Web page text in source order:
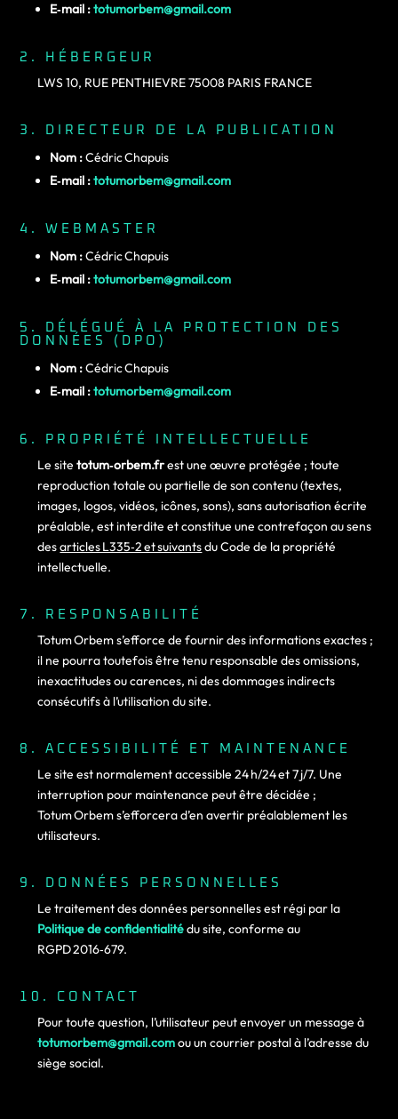
E‑mail :totumorbem@gmail.com
2. HÉBERGEUR
LWS 10, RUE PENTHIEVRE 75008 PARIS FRANCE
3. DIRECTEUR DE LA PUBLICATION
Nom :Cédric Chapuis
E‑mail :totumorbem@gmail.com
4. WEBMASTER
Nom :Cédric Chapuis
E‑mail :totumorbem@gmail.com
5. DÉLÉGUÉ À LA PROTECTION DES
DONNÉES (DPO)
Nom :Cédric Chapuis
E‑mail :totumorbem@gmail.com
6. PROPRIÉTÉ INTELLECTUELLE
Le sitetotum‑orbem.frest une œuvre protégée ; toute
reproduction totale ou partielle de son contenu (textes,
images, logos, vidéos, icônes, sons), sans autorisation écrite
préalable, est interdite et constitue une contrefaçon au sens
desarticles L335‑2 et suivantsdu Code de la propriété
intellectuelle.
7. RESPONSABILITÉ
Totum Orbem s’efforce de fournir des informations exactes ;
il ne pourra toutefois être tenu responsable des omissions,
inexactitudes ou carences, ni des dommages indirects
consécutifs à l’utilisation du site.
8. ACCESSIBILITÉ ET MAINTENANCE
Le site est normalement accessible 24 h/24 et 7 j/7. Une
interruption pour maintenance peut être décidée ;
Totum Orbem s’efforcera d’en avertir préalablement les
utilisateurs.
9. DONNÉES PERSONNELLES
Le traitement des données personnelles est régi par la
Politique de confidentialitédu site, conforme au
RGPD 2016‑679.
10. CONTACT
Pour toute question, l’utilisateur peut envoyer un message à
totumorbem@gmail.comou un courrier postal à l’adresse du
siège social.